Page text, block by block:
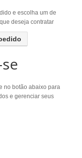
e escolha um de
deseja contratar
no botão abaixo para
e gerenciar seus